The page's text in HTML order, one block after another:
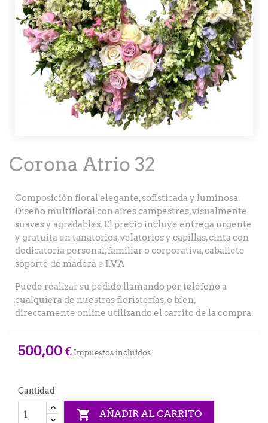
Corona Atrio 32
Composición floral elegante, sofisticada y luminosa.
Diseño multifloral con aires campestres, visualmente
suaves y agradables. El precio incluye entrega urgente
y gratuita en tanatorios, velatorios y capillas, cinta con
dedicatoria personal, familiar o corporativa, caballete
soporte de madera e I.V.A
Puede realizar su pedido llamando por teléfono a
cualquiera de nuestras floristerías, o bien,
directamente online utilizando el carrito de la compra.
500,00 € Impuestos incluidos
Cantidad
 AÑADIR AL CARRITO